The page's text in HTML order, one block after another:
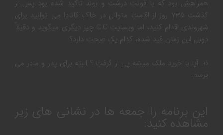
همراهش بود که با فونت درشت و بولد تاکید شده بود پس از
گذشت 735 روز از اقامت متوالی در خاک کانادا می توانید برای
شهروندی اقدام کنید، اما وبسایت CIC چیز دیگری میگوید و دقیقاً
دوبل این زمان قید شده، کدام یک صحت دارد؟
10. آیا با خرید ملک میشه پی ار گرفت ؟ البته برای پدر و مادر می
پرسم.
این برنامه را جمعه ها در نشانی های زیر
مشاهده کنید: